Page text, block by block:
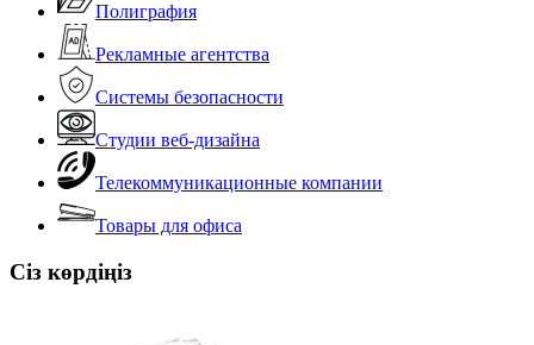
Полиграфия
Рекламные агентства
Системы безопасности
Студии веб-дизайна
Телекоммуникационные компании
Товары для офиса
Сіз көрдіңіз